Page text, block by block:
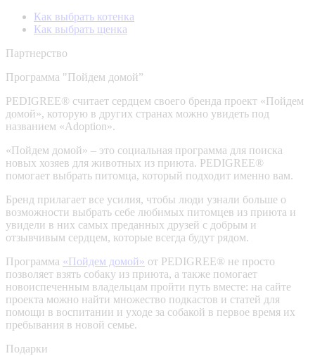
Как выбрать котенка
Как выбрать щенка
Партнерство
Программа "Пойдем домой”
PEDIGREE® считает сердцем своего бренда проект «Пойдем
домой», которую в других странах можно увидеть под
названием «Adoption».
«Пойдем домой» – это социальная программа для поиска
новых хозяев для животных из приюта. PEDIGREE®
помогает выбрать питомца, который подходит именно вам.
Бренд прилагает все усилия, чтобы люди узнали больше о
возможности выбрать себе любимых питомцев из приюта и
увидели в них самых преданных друзей с добрым и
отзывчивым сердцем, которые всегда будут рядом.
Программа «Пойдем домой» от PEDIGREE® не просто
позволяет взять собаку из приюта, а также помогает
новоиспеченным владельцам пройти путь вместе: на сайте
проекта можно найти множество подкастов и статей для
помощи в воспитании и уходе за собакой в первое время их
пребывания в новой семье.
Подарки